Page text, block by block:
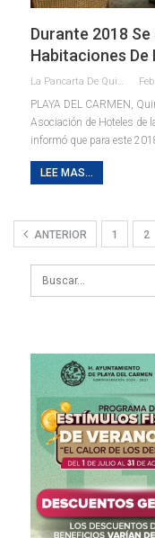
Durante 2018
Habitaciones De
PLAYA DEL CARMEN,
Asociación de Hoteles de
informó que para este
LEE MAS...
ANTERIOR 1 2